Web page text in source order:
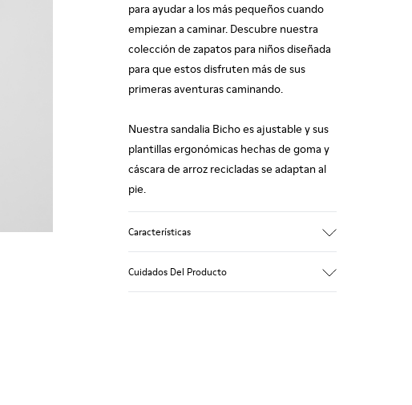
para ayudar a los más pequeños cuando
empiezan a caminar. Descubre nuestra
colección de zapatos para niños diseñada
para que estos disfruten más de sus
primeras aventuras caminando.
Nuestra sandalia Bicho es ajustable y sus
plantillas ergonómicas hechas de goma y
cáscara de arroz recicladas se adaptan al
pie.
Características
Cuidados Del Producto